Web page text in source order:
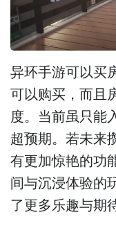
异环手游可以
可以购买，而且
度。当前虽只能
超预期。若未来
有更加惊艳的功
间与沉浸体验的
了更多乐趣与期